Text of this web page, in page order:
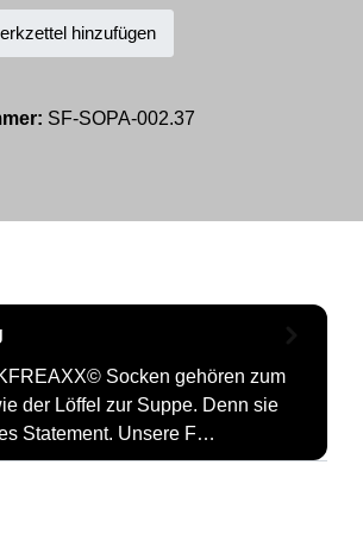
hinzufügen
SF-SOPA-002.37
Socken gehören zum
der Löffel zur Suppe. Denn sie
Statement. Unsere F…